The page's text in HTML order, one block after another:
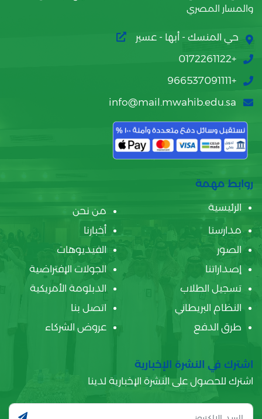
والمسار المصري
حي المنسك - أبها - عسير
+0172261122
+966537091111
info@mail.mwahib.edu.sa
روابط مهمة
الرئيسية
من نحن
مدارسنا
أخبارنا
الصور
الفيديوهات
إصداراتنا
الجولات الإفتراضية
تسجيل الطلاب
الدبلومة الأمريكية
النظام البريطاني
اتصل بنا
طرق الدفع
عروض الشركاء
اشترك في النشرة الإخبارية
اشترك للحصول على النشرة الإخبارية لدينا